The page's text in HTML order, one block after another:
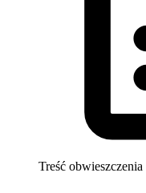
Treść obwieszczenia